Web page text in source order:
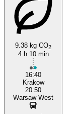
9.38 kg CO2
4 h 10 min
16:40
Krakow
20:50
Warsaw West